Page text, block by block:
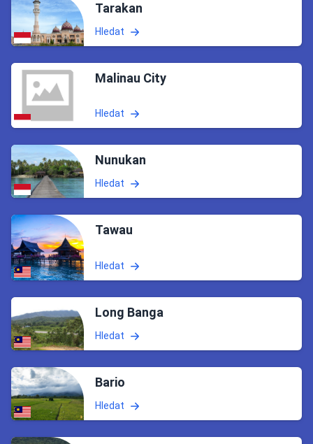
Tarakan
Hledat
Malinau City
Hledat
Nunukan
Hledat
Tawau
Hledat
Long Banga
Hledat
Bario
Hledat